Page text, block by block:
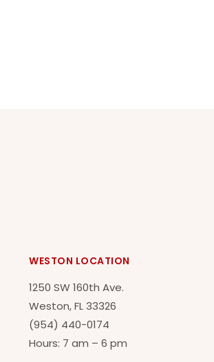
WESTON LOCATION
1250 SW 160th Ave.
Weston, FL 33326
(954) 440-0174
Hours: 7 am – 6 pm